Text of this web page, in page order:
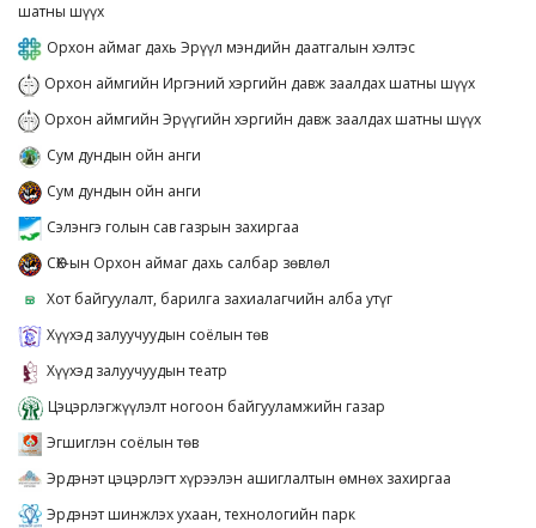
шатны шүүх
Орхон аймаг дахь Эрүүл мэндийн даатгалын хэлтэс
Орхон аймгийн Иргэний хэргийн давж заалдах шатны шүүх
Орхон аймгийн Эрүүгийн хэргийн давж заалдах шатны шүүх
Сум дундын ойн анги
Сум дундын ойн анги
Сэлэнгэ голын сав газрын захиргаа
СӨХ-ын Орхон аймаг дахь салбар зөвлөл
Хот байгуулалт, барилга захиалагчийн алба утүг
Хүүхэд залуучуудын соёлын төв
Хүүхэд залуучуудын театр
Цэцэрлэгжүүлэлт ногоон байгууламжийн газар
Эгшиглэн соёлын төв
Эрдэнэт цэцэрлэгт хүрээлэн ашиглалтын өмнөх захиргаа
Эрдэнэт шинжлэх ухаан, технологийн парк